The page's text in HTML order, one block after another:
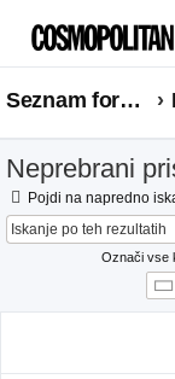
Seznam forumov
Neprebrani
Pojdi na napredno
Označi vse